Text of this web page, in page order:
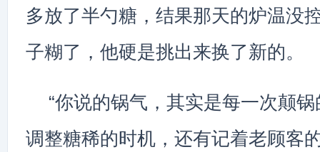
多放了半勺糖，结果那天的炉温没
子糊了，他硬是挑出来换了新的。
“你说的锅气，其实是每一次颠
调整糖稀的时机，还有记着老顾客